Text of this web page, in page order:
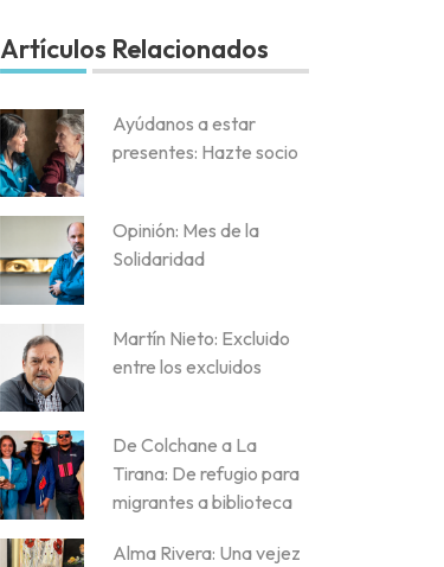
Artículos Relacionados
Ayúdanos a estar
presentes: Hazte socio
Opinión: Mes de la
Solidaridad
Martín Nieto: Excluido
entre los excluidos
De Colchane a La
Tirana: De refugio para
migrantes a biblioteca
Alma Rivera: Una vejez